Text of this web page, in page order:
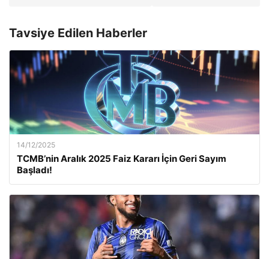
Tavsiye Edilen Haberler
14/12/2025
TCMB’nin Aralık 2025 Faiz Kararı İçin Geri Sayım
Başladı!